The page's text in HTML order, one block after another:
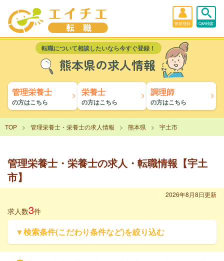
新規登録 Q&A検索
転職について相談したいなら今すぐ登録！
熊本県の求人情報
管理栄養士
の方はこちら
栄養士
の方はこちら
調理師
の方はこちら
TOP 管理栄養士・栄養士の求人情報 熊本県 宇土市
管理栄養士・栄養士の求人・転職情報【宇土
市】
2026年8月8日更新
求人数3件
▼検索条件(こだわり条件など)を絞り込む